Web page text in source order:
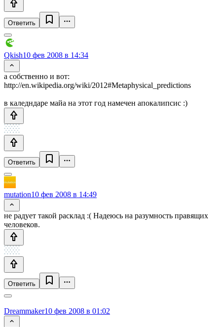
Ответить
Qkish10 фев 2008 в 14:34
а собственно и вот:
http://en.wikipedia.org/wiki/2012#Metaphysical_predictions
в каледндаре майа на этот год намечен апокалипсис :)
Ответить
mutation10 фев 2008 в 14:49
не радует такой расклад :( Надеюсь на разумность правящих
человеков.
Ответить
Dreammaker10 фев 2008 в 01:02